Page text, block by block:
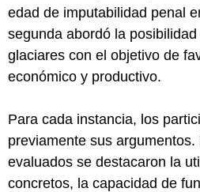
edad de imputabilidad penal
segunda abordó la
glaciares con el objetivo de
económico y productivo.
Para cada instancia, los
previamente sus
evaluados se destacaron la
concretos, la capacidad de